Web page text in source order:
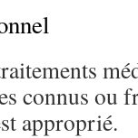
connus ou
approprié.